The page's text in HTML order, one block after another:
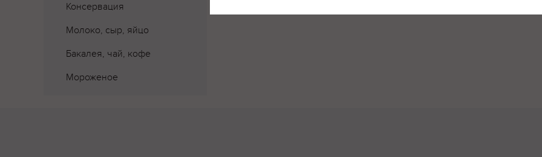
Консервация
Молоко, сыр, яйцо
Бакалея, чай, кофе
Мороженое